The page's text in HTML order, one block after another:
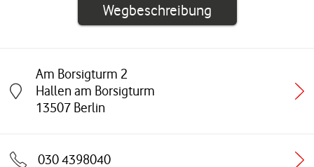
WegbeschreibungLink öffnet in
Am Borsigturm 2
Hallen am Borsigturm
13507 Berlin
Link öffnet in einem neuen Tab
030 4398040